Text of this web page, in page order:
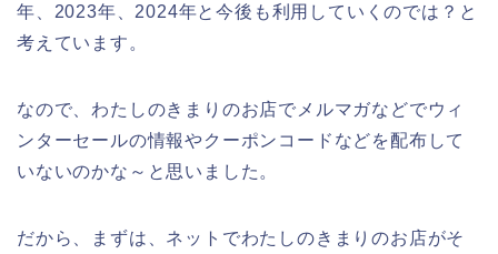
年、2023年、2024年と今後も利用していくのでは？と
考えています。
なので、わたしのきまりのお店でメルマガなどでウィ
ンターセールの情報やクーポンコードなどを配布して
いないのかな～と思いました。
だから、まずは、ネットでわたしのきまりのお店がそ